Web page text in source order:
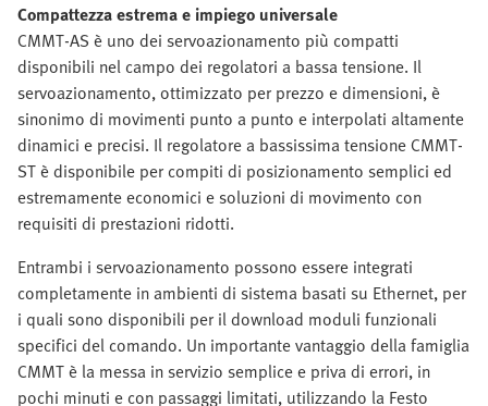
Compattezza estrema e impiego universale
CMMT-AS è uno dei servoazionamento più compatti
disponibili nel campo dei regolatori a bassa tensione. Il
servoazionamento, ottimizzato per prezzo e dimensioni, è
sinonimo di movimenti punto a punto e interpolati altamente
dinamici e precisi. Il regolatore a bassissima tensione CMMT-
ST è disponibile per compiti di posizionamento semplici ed
estremamente economici e soluzioni di movimento con
requisiti di prestazioni ridotti.
Entrambi i servoazionamento possono essere integrati
completamente in ambienti di sistema basati su Ethernet, per
i quali sono disponibili per il download moduli funzionali
specifici del comando. Un importante vantaggio della famiglia
CMMT è la messa in servizio semplice e priva di errori, in
pochi minuti e con passaggi limitati, utilizzando la Festo